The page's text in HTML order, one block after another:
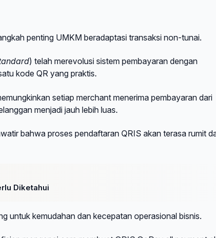
penting UMKM beradaptasi transaksi non-tunai.
) telah merevolusi sistem pembayaran dengan
kode QR yang praktis.
setiap merchant menerima pembayaran dari
menjadi jauh lebih luas.
bahwa proses pendaftaran QRIS akan terasa rumit
Diketahui
untuk kemudahan dan kecepatan operasional bisnis.